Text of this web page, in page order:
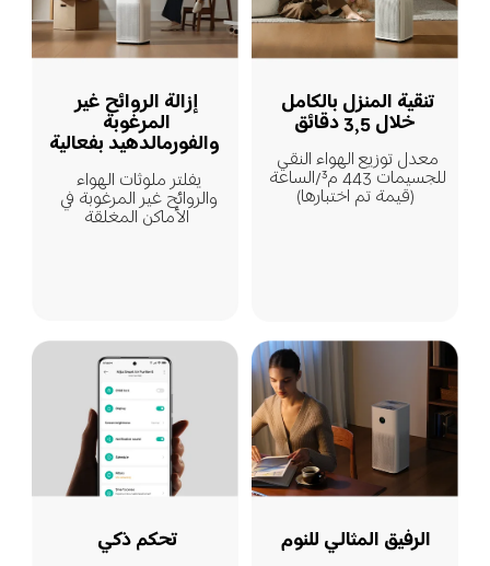
إزالة الروائح غير
المرغوبة
والفورمالدهيد بفعالية
يفلتر ملوثات الهواء
والروائح غير المرغوبة في
الأماكن المغلقة
تنقية المنزل بالكامل
خلال 3,5 دقائق
معدل توزيع الهواء النقي
للجسيمات 443 م³/الساعة
(قيمة تم اختبارها)
تحكم ذكي الرفيق المثالي للنوم